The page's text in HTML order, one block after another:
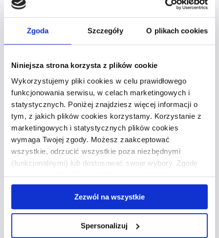
Zgoda Szczegóły O plikach cookies
Niniejsza strona korzysta z plików cookie
Wykorzystujemy pliki cookies w celu prawidłowego
funkcjonowania serwisu, w celach marketingowych i
statystycznych. Poniżej znajdziesz więcej informacji o
tym, z jakich plików cookies korzystamy. Korzystanie z
marketingowych i statystycznych plików cookies
wymaga Twojej zgody. Możesz zaakceptować
wszystkie, odrzucić wszystkie poza niezbędnymi
(funkcjonalnymi) lub dostosować swoje wybory. Zgodę
możesz wycofać lub zmodyfikować w każdym
momencie. Wycofanie zgody nie wpływa na zgodność z
prawem przetwarzania, którego dokonano przed
wycofaniem. Więcej informacji o wykorzystaniu plików
cookie oraz zasadach przetwarzania danych osobowych
Zezwól na wszystkie
Spersonalizuj
i potrzeb przedsiębiorcy.
Warto wiedzieć, że faktorantem może zostać
także przedsiębiorca, który prowadzi interesy nie
granicami. Faktoria proponuje swoim klientom
kontrahentów z krajów Unii Europejskiej,
Szwajcarii i Norwegii. Niestety usługa ta nie
dotyczy Grecji. Faktoring zagraniczny daje
pewność, że transakcje zagraniczne są
bezpieczne. Przedsiębiorca nie jest skazany na
skomplikowane procesy windykacyjne
kontrahenta zagranicznego. To usługa, która
pomaga zaoszczędzić czas i nerwy.
Najczęściej zadawane
pytania